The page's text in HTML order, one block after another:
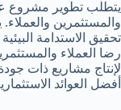
يتطلب تطوير مشروع
والمستثمرين
تحقيق الاستدامة
رضا العملاء
لإنتاج مشاريع ذات
أفضل العوائد